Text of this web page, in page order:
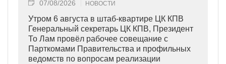
07/08/2026 НОВОСТИ
Утром 6 августа в штаб-квартире ЦК КПВ
Генеральный секретарь ЦК КПВ, Президент
То Лам провёл рабочее совещание с
Парткомами Правительства и профильных
ведомств по вопросам реализации